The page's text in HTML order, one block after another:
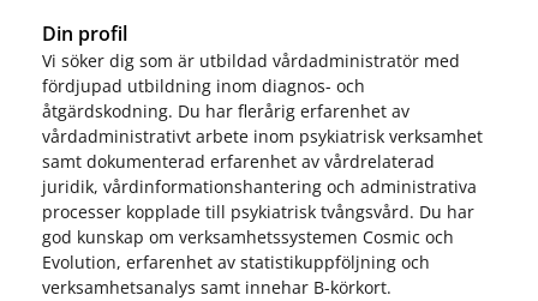
Din profil
Vi söker dig som är utbildad vårdadministratör med
fördjupad utbildning inom diagnos- och
åtgärdskodning. Du har flerårig erfarenhet av
vårdadministrativt arbete inom psykiatrisk verksamhet
samt dokumenterad erfarenhet av vårdrelaterad
juridik, vårdinformationshantering och administrativa
processer kopplade till psykiatrisk tvångsvård. Du har
god kunskap om verksamhetssystemen Cosmic och
Evolution, erfarenhet av statistikuppföljning och
verksamhetsanalys samt innehar B-körkort.